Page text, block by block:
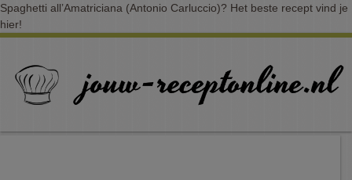
Spaghetti all’Amatriciana (Antonio Carluccio)? Het beste recept vind je
hier!